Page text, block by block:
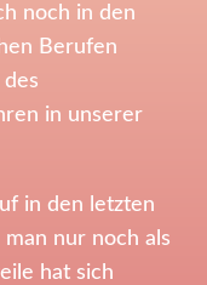
noch in den
Berufen
in unserer
in den letzten
nur noch als
hat sich